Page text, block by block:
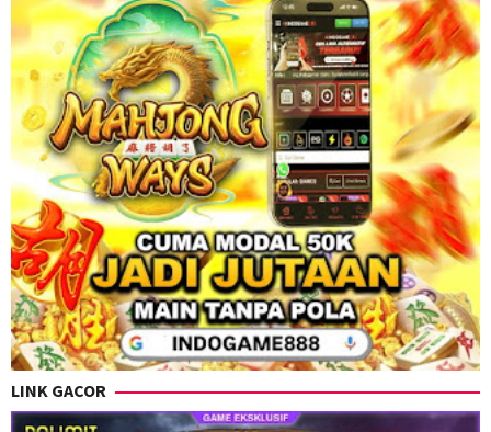
LINK GACOR